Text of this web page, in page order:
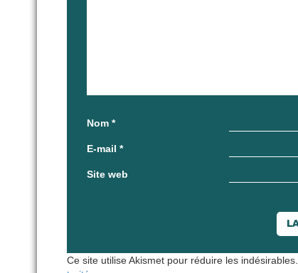
Nom *
E-mail *
Site web
Ce site utilise Akismet pour réduire les indésirables.